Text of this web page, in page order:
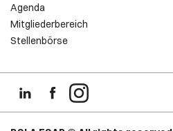
Agenda
Mitgliederbereich
Stellenbörse